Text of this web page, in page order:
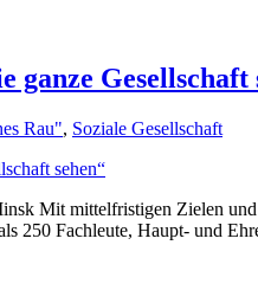
ganze Gesellschaft
Rau", Soziale Gesellschaft
Mit mittelfristigen Zielen
250 Fachleute, Haupt- und